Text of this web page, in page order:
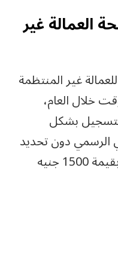
العمالة غير
غير المنتظمة
خلال العام،
بشكل
الرسمي دون تحديد
فترة زمنية ثابتة، والتي تقدر بقيمة 1500 جنيه